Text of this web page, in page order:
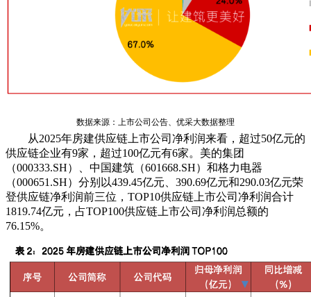
数据来源：上市公司公告、优采大数据整理
从2025年房建供应链上市公司净利润来看，超过50亿元的
供应链企业有9家，超过100亿元有6家。美的集团
（000333.SH）、中国建筑（601668.SH）和格力电器
（000651.SH）分别以439.45亿元、390.69亿元和290.03亿元荣
登供应链净利润前三位，TOP10供应链上市公司净利润合计
1819.74亿元，占TOP100供应链上市公司净利润总额的
76.15%。